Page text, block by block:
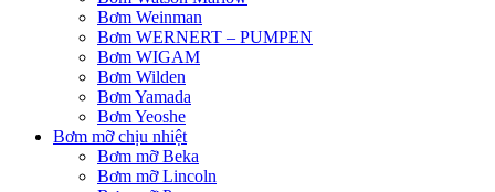
Bơm Weinman
Bơm WERNERT – PUMPEN
Bơm WIGAM
Bơm Wilden
Bơm Yamada
Bơm Yeoshe
Bơm mỡ chịu nhiệt
Bơm mỡ Beka
Bơm mỡ Lincoln